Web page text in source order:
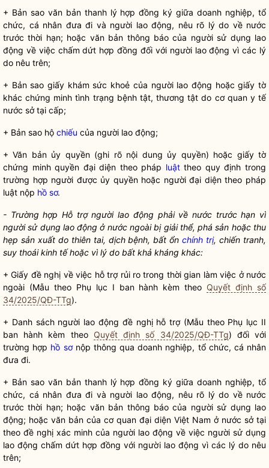
+ Bản sao văn bản thanh lý hợp đồng ký giữa doanh nghiệp, tổ
chức, cá nhân đưa đi và người lao động, nêu rõ lý do về nước
trước thời hạn; hoặc văn bản thông báo của người sử dụng lao
động về việc chấm dứt hợp đồng đối với người lao động vì các lý
do nêu trên;
+ Bản sao giấy khám sức khoẻ của người lao động hoặc giấy tờ
khác chứng minh tình trạng bệnh tật, thương tật do cơ quan y tế
nước sở tại cấp;
+ Bản sao hộ chiếu của người lao động;
+ Văn bản ủy quyền(ghi rõ nội dung ủy quyền) hoặc giấy tờ
chứng minhquyền đại diện theo pháp luậttheo quy định trong
trường hợp người được ủy quyềnhoặc người đại diện theo pháp
luật nộp hồ sơ.
- Trường hợp Hỗ trợ người lao động phải về nước trước hạn vì
người sử dụng lao động ở nước ngoài bị giải thể, phá sản hoặc thu
hẹp sản xuất do thiên tai, dịch bệnh, bất ổnchính trị, chiến tranh,
suy thoái kinh tế hoặc vì lý do bất khả kháng khác:
+ Giấy đề nghị về việc hỗ trợ rủi ro trong thời gian làm việc ở nước
ngoài (Mẫu theo Phụ lục I ban hành kèm theo Quyết định số
34/2025/QĐ-TTg).
+ Danh sách người lao động đề nghị hỗ trợ (Mẫu theo Phụ lục II
ban hành kèm theo Quyết định số 34/2025/QĐ-TTg) đối với
trường hợp hồ sơnộp thông qua doanh nghiệp, tổ chức, cá nhân
đưa đi.
+ Bản sao văn bản thanh lý hợp đồng ký giữa doanh nghiệp, tổ
chức, cá nhân đưa đi và người lao động, nêu rõ lý do về nước
trước thời hạn; hoặc văn bản thông báo của người sử dụng lao
động; hoặc văn bản của cơ quan đại diện Việt Nam ở nước sở tại
theo đề nghị xác minh của người lao động về việc người sử dụng
lao động chấm dứt hợp đồng với người lao động vì các lý do nêu
trên;